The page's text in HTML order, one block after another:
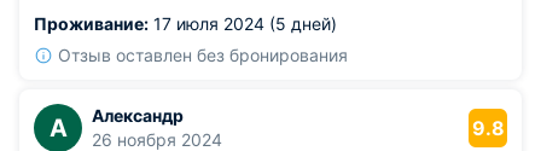
можно заказать по полному пансиону.
Проживание: 17 июля 2024 (5 дней)
Отзыв оставлен без бронирования
А
Александр
26 ноября 2024
9.8